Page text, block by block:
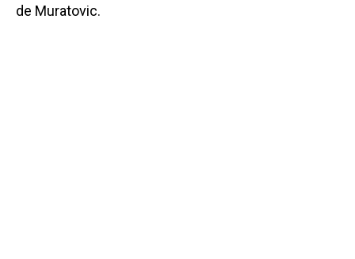
de Muratovic.